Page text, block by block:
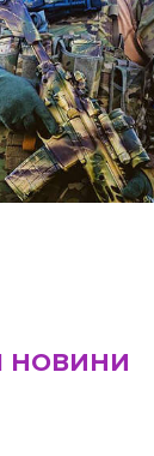
НОВИНИ